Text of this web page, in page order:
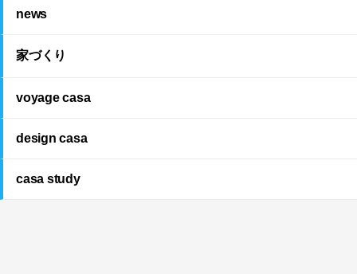
news
家づくり
voyage casa
design casa
casa study